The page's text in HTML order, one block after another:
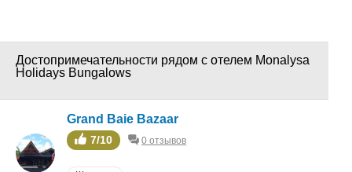
Экскурсии на прямую от отеля по очень доступным ценам
(тур оператор может изъясняться на русском языке).
Надежный водитель (с хорошим знанием англ.яз).
Мне нравится 0
Достопримечательности рядом с отелем Monalysa
Holidays Bungalows
Grand Baie Bazaar
7/10 0 отзывов